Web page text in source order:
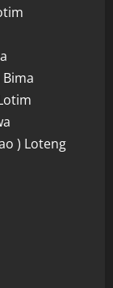
) Loteng